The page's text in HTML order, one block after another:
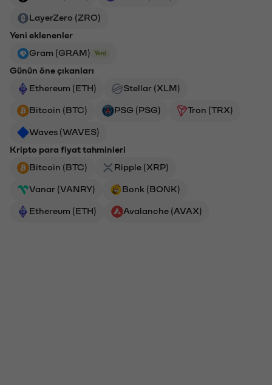
LayerZero (ZRO)
Yeni eklenenler
Gram (GRAM)
Yeni
Günün öne çıkanları
Ethereum (ETH)
Stellar (XLM)
Bitcoin (BTC) PSG (PSG) Tron (TRX)
Waves (WAVES)
Kripto para fiyat tahminleri
Bitcoin (BTC)
Ripple (XRP)
Vanar (VANRY) Bonk (BONK)
Ethereum (ETH) Avalanche (AVAX)